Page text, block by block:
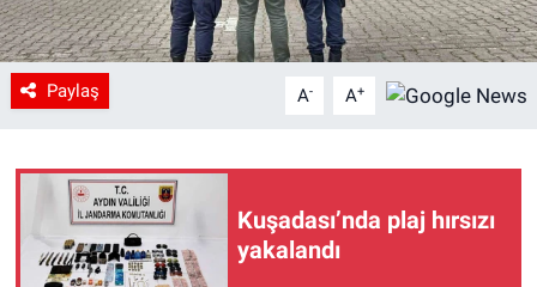
Paylaş A- A+
Kuşadası’nda plaj hırsızı
yakalandı